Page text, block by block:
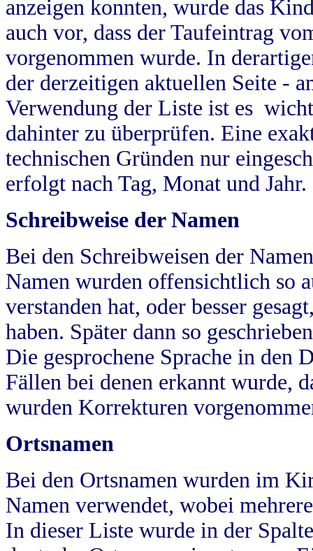
anzeigen konnten, wurde das
auch vor, dass der Taufeintrag
vorgenommen wurde. In
der derzeitigen aktuellen Seite -
Verwendung der Liste ist es
dahinter zu überprüfen. Eine
technischen Gründen nur
erfolgt nach Tag, Monat und Jahr.
Schreibweise der Namen
Bei den Schreibweisen der
Namen wurden offensichtlich so
verstanden hat, oder besser
haben. Später dann so
Die gesprochene Sprache in
Fällen bei denen erkannt wurde,
wurden Korrekturen
Ortsnamen
Bei den Ortsnamen wurden im
Namen verwendet, wobei
In dieser Liste wurde in der